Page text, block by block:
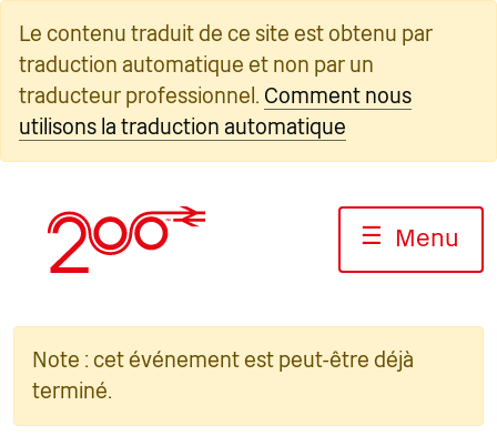
content
Le contenu traduit de ce site est obtenu par
traduction automatique et non par un
traducteur professionnel. Comment nous
utilisons la traduction automatique
☰ Menu
Note : cet événement est peut-être déjà
terminé.